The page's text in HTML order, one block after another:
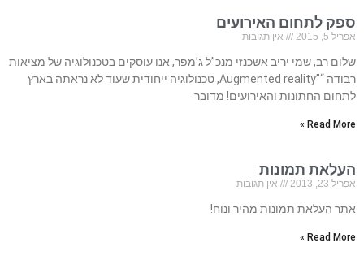
ספק לתחום האירועים
אפריל 5, 2015 אין תגובות
שלום רב, שמי יריב אשכנזי מנכ”ל ג’מפר, אנו עוסקים בטכנולוגיה של מציאות
רבודה “”Augmented reality, טכנולוגיה ייחודית שעוד לא נראתה בארץ
לתחום החתונות והאירועים! מדובר
Read More »
העלאת תמונות
אפריל 23, 2013 אין תגובות
אתר העלאת תמונות מהיר ונוח!
Read More »